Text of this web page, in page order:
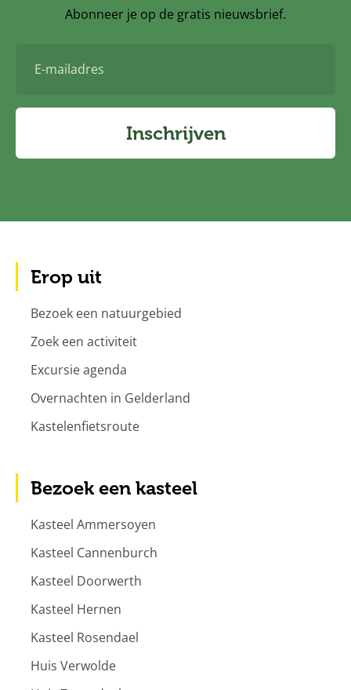
Abonneer je op de gratis nieuwsbrief.
mailadres
Inschrijven
Erop uit
Bezoek een natuurgebied
Zoek een activiteit
Excursie agenda
Overnachten in Gelderland
Kastelenfietsroute
Bezoek een kasteel
Kasteel Ammersoyen
Kasteel Cannenburch
Kasteel Doorwerth
Kasteel Hernen
Kasteel Rosendael
Huis Verwolde